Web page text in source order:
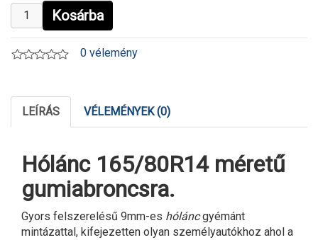
Kosárba
0 vélemény
LEÍRÁS VÉLEMÉNYEK (0)
Hólánc 165/80R14 méretű
gumiabroncsra.
Gyors felszerelésű 9mm-es hóláncgyémánt
mintázattal, kifejezetten olyan személyautókhoz ahol a